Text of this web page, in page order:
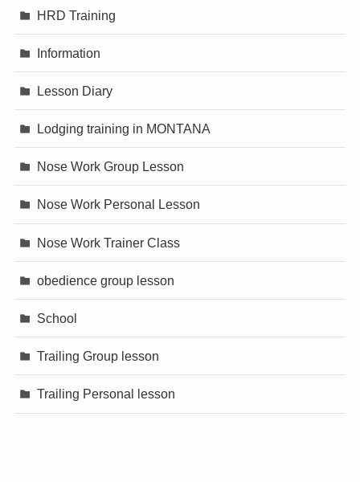
HRD Training
Information
Lesson Diary
Lodging training in MONTANA
Nose Work Group Lesson
Nose Work Personal Lesson
Nose Work Trainer Class
obedience group lesson
School
Trailing Group lesson
Trailing Personal lesson